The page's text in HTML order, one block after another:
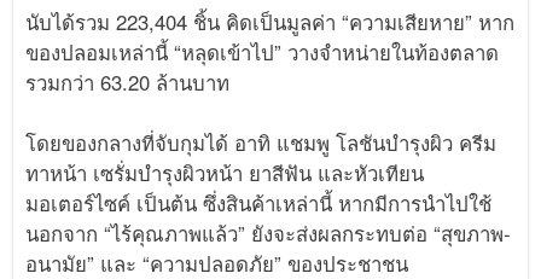
นับได้รวม 223,404 ชิ้น คิดเป็นมูลค่า “ความเสียหาย” หาก
ของปลอมเหล่านี้ “หลุดเข้าไป” วางจำหน่ายในท้องตลาด
รวมกว่า 63.20 ล้านบาท
โดยของกลางที่จับกุมได้ อาทิ แชมพู โลชันบำรุงผิว ครีม
ทาหน้า เซรั่มบำรุงผิวหน้า ยาสีฟัน และหัวเทียน
มอเตอร์ไซค์ เป็นต้น ซึ่งสินค้าเหล่านี้ หากมีการนำไปใช้
นอกจาก “ไร้คุณภาพแล้ว” ยังจะส่งผลกระทบต่อ “สุขภาพ-
อนามัย” และ “ความปลอดภัย” ของประชาชน